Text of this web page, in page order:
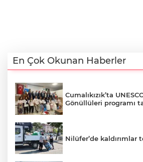
En Çok Okunan Haberler
Cumalıkızık’ta
Gönüllüleri programı
Nilüfer’de kaldırımlar